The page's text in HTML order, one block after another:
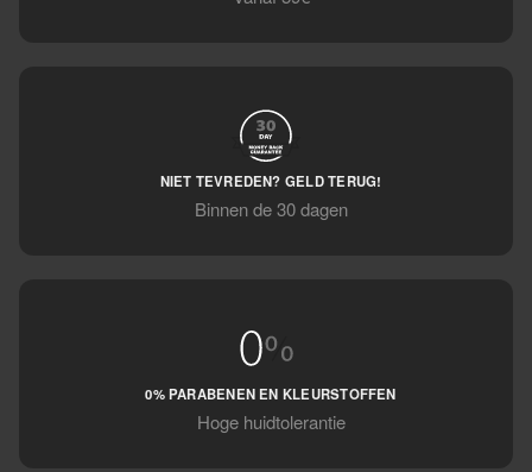
NIET TEVREDEN? GELD TERUG!
Binnen de 30 dagen
0% PARABENEN EN KLEURSTOFFEN
Hoge huidtolerantie